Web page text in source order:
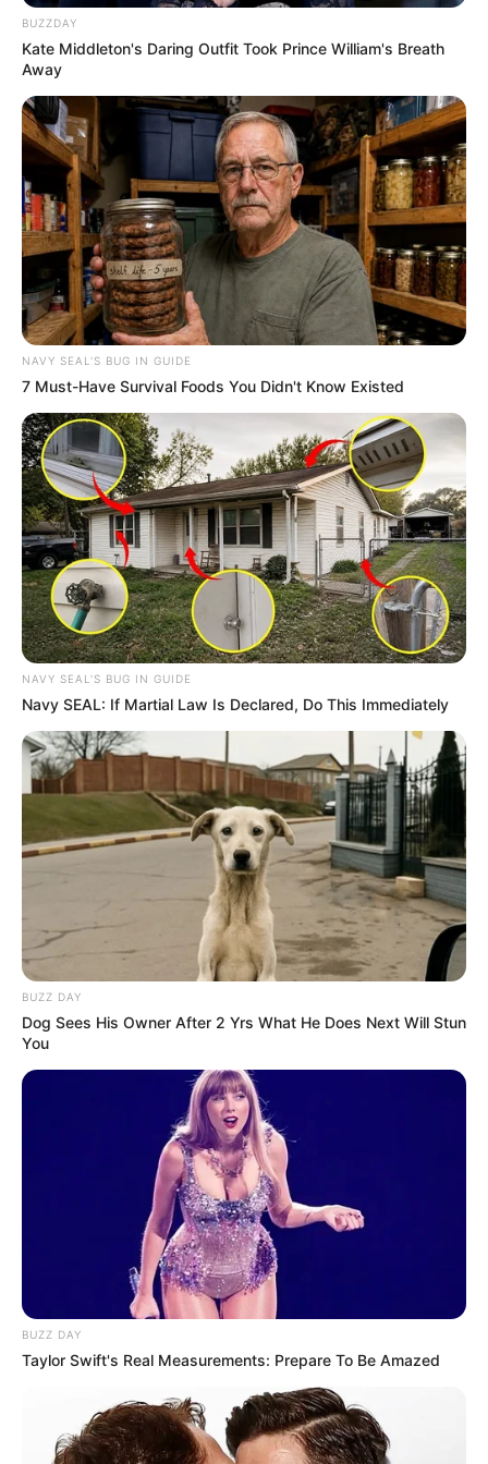
Share it
Share it
PUBLICAÇÕES RELACIONADAS
BUZZDAY
Kate Middleton's Daring Outfit Took Prince William's Breath
Away
NAVY SEAL'S BUG IN GUIDE
7 Must-Have Survival Foods You Didn't Know Existed
NAVY SEAL'S BUG IN GUIDE
Navy SEAL: If Martial Law Is Declared, Do This Immediately
BUZZ DAY
Dog Sees His Owner After 2 Yrs What He Does Next Will Stun
You
BUZZ DAY
Taylor Swift's Real Measurements: Prepare To Be Amazed